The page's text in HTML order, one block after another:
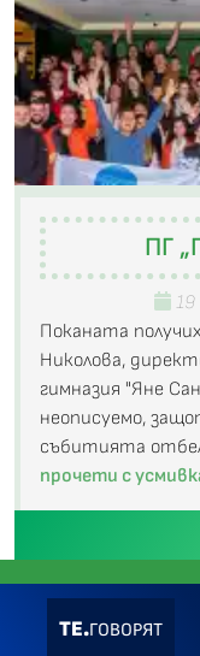
ПГ
Поканата
Николова,
гимназия "Яне
неописуемо,
събитията
прочети с
ТЕ.ГОВОРЯТ